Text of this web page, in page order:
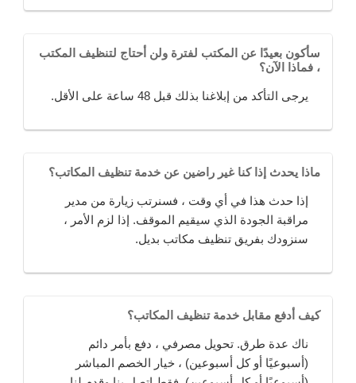
سأكون بعيدًا عن المكتب لفترة ولن أحتاج لتنظيف المكتب
، فماذا الآن؟
يرجى التأكد من إبلاغنا بذلك قبل 48 ساعة على الأقل.
ماذا يحدث إذا كنا غير راضين عن خدمة تنظيف المكاتب؟
إذا حدث هذا في أي وقت ، فسنرتب زيارة من مدير
مراقبة الجودة الذي سيقيم الموقف. إذا لزم الأمر ،
سنزودك بفريق تنظيف مكاتب بديل.
كيف أدفع مقابل خدمة تنظيف المكاتب؟
ناك عدة طرق. تحويل مصرفي ، دفع بأمر دائم
(أسبوعيًا أو كل أسبوعين) ، خيار الخصم المباشر